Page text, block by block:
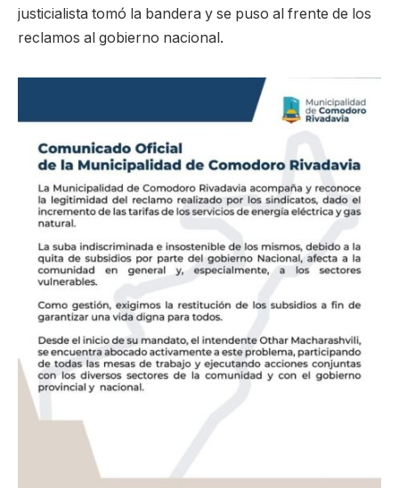
justicialista tomó la bandera y se puso al frente de los
reclamos al gobierno nacional.